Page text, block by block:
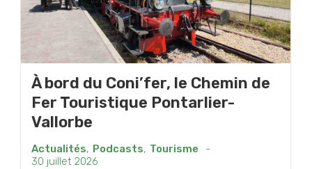
À bord du Coni’fer, le Chemin de
Fer Touristique Pontarlier-
Vallorbe
Actualités, Podcasts, Tourisme
-
30 juillet 2026